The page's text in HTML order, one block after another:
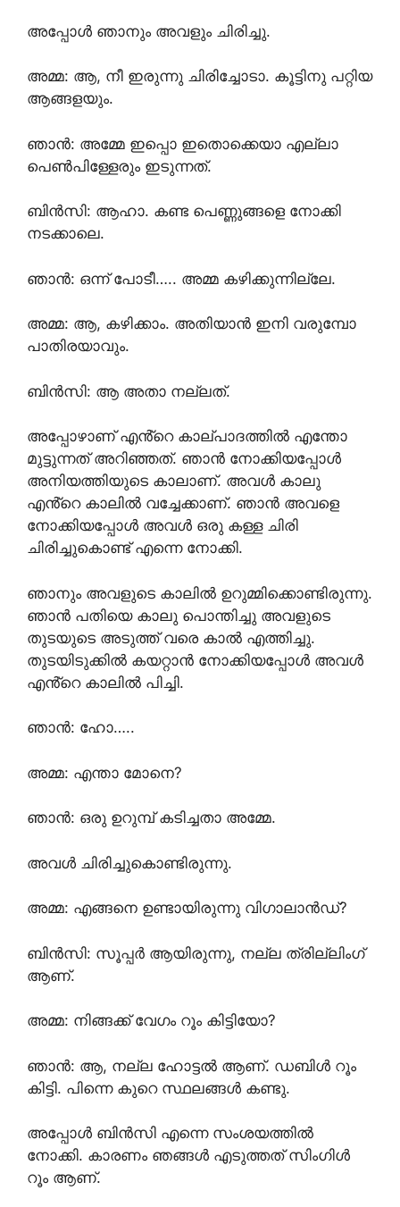
അപ്പോൾ ഞാനും അവളും ചിരിച്ചു.
അമ്മ: ആ, നീ ഇരുന്നു ചിരിച്ചോടാ. കൂട്ടിനു പറ്റിയ
ആങ്ങളയും.
ഞാൻ: അമ്മേ ഇപ്പൊ ഇതൊക്കെയാ എല്ലാ
പെൺപിള്ളേരും ഇടുന്നത്.
ബിൻസി: ആഹാ. കണ്ട പെണ്ണുങ്ങളെ നോക്കി
നടക്കാലെ.
ഞാൻ: ഒന്ന് പോടീ….. അമ്മ കഴിക്കുന്നില്ലേ.
അമ്മ: ആ, കഴിക്കാം. അതിയാൻ ഇനി വരുമ്പോ
പാതിരയാവും.
ബിൻസി: ആ അതാ നല്ലത്.
അപ്പോഴാണ് എൻ്റെ കാല്പാദത്തിൽ എന്തോ
മുട്ടുന്നത് അറിഞ്ഞത്. ഞാൻ നോക്കിയപ്പോൾ
അനിയത്തിയുടെ കാലാണ്. അവൾ കാലു
എൻ്റെ കാലിൽ വച്ചേക്കാണ്. ഞാൻ അവളെ
നോക്കിയപ്പോൾ അവൾ ഒരു കള്ള ചിരി
ചിരിച്ചുകൊണ്ട് എന്നെ നോക്കി.
ഞാനും അവളുടെ കാലിൽ ഉറുമ്മിക്കൊണ്ടിരുന്നു.
ഞാൻ പതിയെ കാലു പൊന്തിച്ചു അവളുടെ
തുടയുടെ അടുത്ത് വരെ കാൽ എത്തിച്ചു.
തുടയിടുക്കിൽ കയറ്റാൻ നോക്കിയപ്പോൾ അവൾ
എൻ്റെ കാലിൽ പിച്ചി.
ഞാൻ: ഹോ…..
അമ്മ: എന്താ മോനെ?
ഞാൻ: ഒരു ഉറുമ്പ് കടിച്ചതാ അമ്മേ.
അവൾ ചിരിച്ചുകൊണ്ടിരുന്നു.
അമ്മ: എങ്ങനെ ഉണ്ടായിരുന്നു വിഗാലാ‌ൻഡ്?
ബിൻസി: സൂപ്പർ ആയിരുന്നു, നല്ല ത്രില്ലിംഗ്
ആണ്.
അമ്മ: നിങ്ങക്ക് വേഗം റൂം കിട്ടിയോ?
ഞാൻ: ആ, നല്ല ഹോട്ടൽ ആണ്. ഡബിൾ റൂം
കിട്ടി. പിന്നെ കുറെ സ്ഥലങ്ങൾ കണ്ടു.
അപ്പോൾ ബിൻസി എന്നെ സംശയത്തിൽ
നോക്കി. കാരണം ഞങ്ങൾ എടുത്തത് സിംഗിൾ
റൂം ആണ്.